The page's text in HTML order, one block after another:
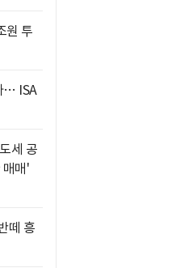
원 투
… ISA
세 공
매매'
떼 흥